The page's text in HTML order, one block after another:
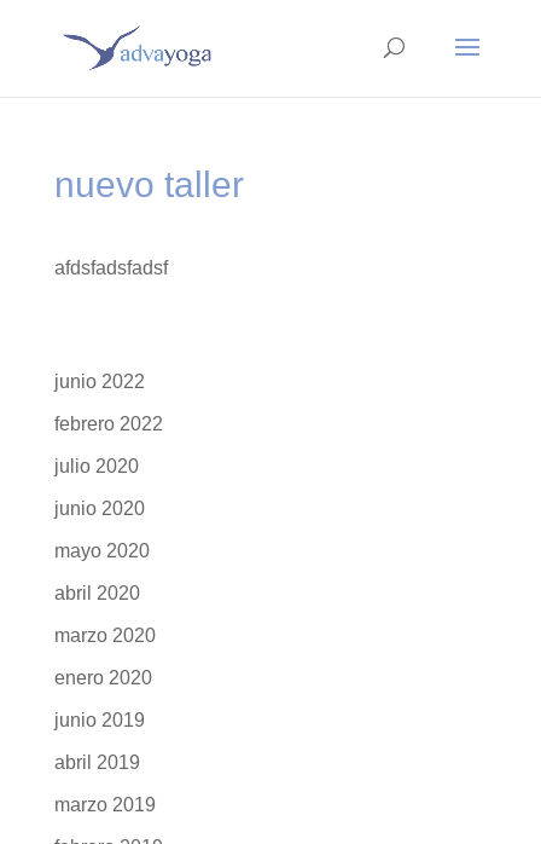
nuevo taller
afdsfadsfadsf
junio 2022
febrero 2022
julio 2020
junio 2020
mayo 2020
abril 2020
marzo 2020
enero 2020
junio 2019
abril 2019
marzo 2019